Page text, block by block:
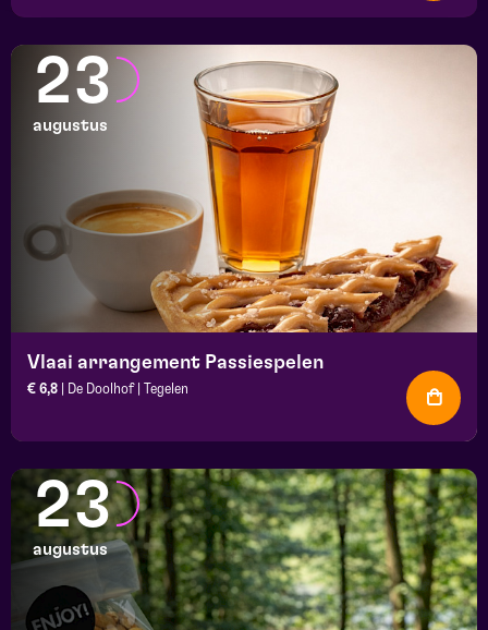
23
augustus
Vlaai arrangement Passiespelen
€ 6,8 | De Doolhof | Tegelen
23
augustus